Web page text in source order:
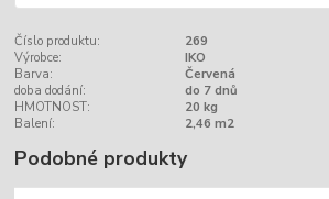
Číslo produktu:
269
Výrobce:
IKO
Barva:
Červená
doba dodání:
do 7 dnů
HMOTNOST:
20 kg
Balení:
2,46 m2
Podobné produkty